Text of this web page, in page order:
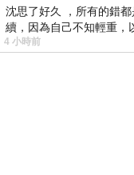
沈思了好久 ，所有的錯
續，因為自己不知輕重，
不
4 小時前